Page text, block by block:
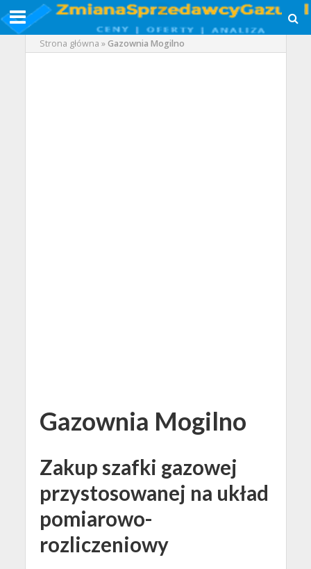
Strona główna »Gazownia Mogilno
Gazownia Mogilno
Zakup szafki gazowej
przystosowanej na układ
pomiarowo-
rozliczeniowy